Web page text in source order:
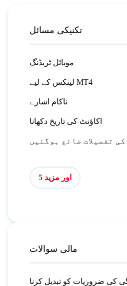
تکنیکی مسائل
موبائل ٹریڈنگ
لینکس کے لیے MT4
ناکام اشارے
اکاؤنٹ کی تاریخ دکھانا
تفصیلات ضائع ہوگئیں
اور مزید 5
مالی سوالات
کی ضروریات کو تبدیل کرنا